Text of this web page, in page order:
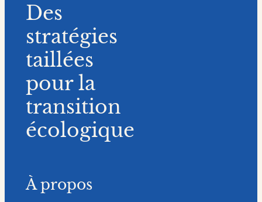
Des
stratégies
taillées
pour la
transition
écologique
À propos